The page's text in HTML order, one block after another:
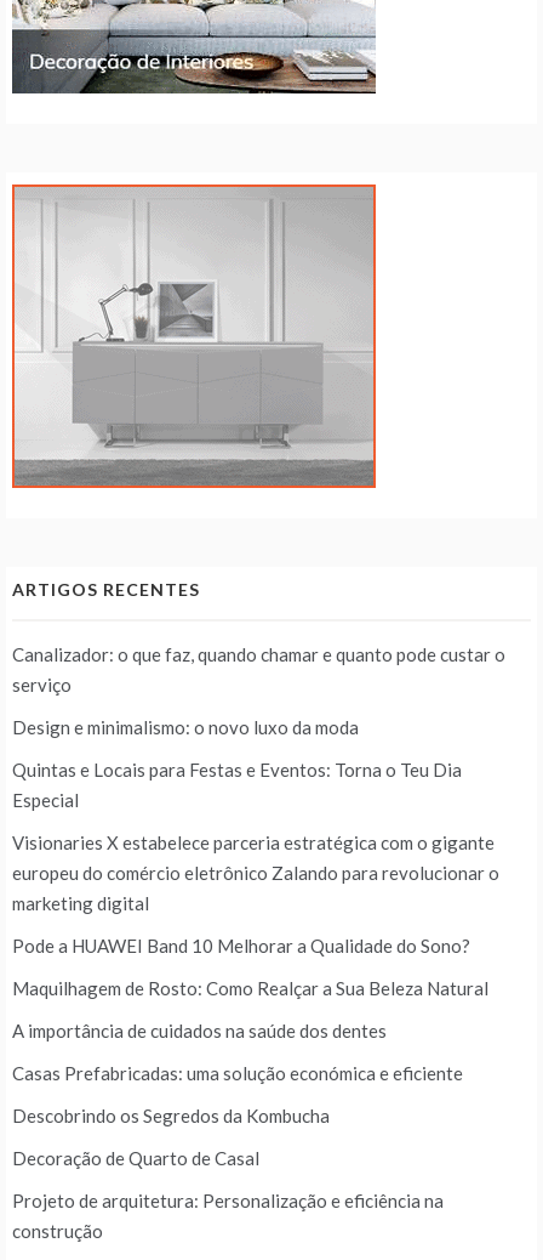
ARTIGOS RECENTES
Canalizador: o que faz, quando chamar e quanto pode custar o
serviço
Design e minimalismo: o novo luxo da moda
Quintas e Locais para Festas e Eventos: Torna o Teu Dia
Especial
Visionaries X estabelece parceria estratégica com o gigante
europeu do comércio eletrônico Zalando para revolucionar o
marketing digital
Pode a HUAWEI Band 10 Melhorar a Qualidade do Sono?
Maquilhagem de Rosto: Como Realçar a Sua Beleza Natural
A importância de cuidados na saúde dos dentes
Casas Prefabricadas: uma solução económica e eficiente
Descobrindo os Segredos da Kombucha
Decoração de Quarto de Casal
Projeto de arquitetura: Personalização e eficiência na
construção